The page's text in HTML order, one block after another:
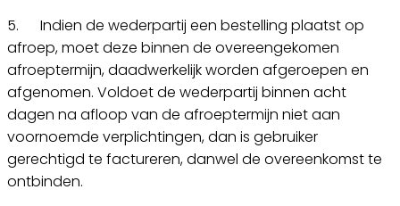
5. Indien de wederpartij een bestelling plaatst op
afroep, moet deze binnen de overeengekomen
afroeptermijn, daadwerkelijk worden afgeroepen en
afgenomen. Voldoet de wederpartij binnen acht
dagen na afloop van de afroeptermijn niet aan
voornoemde verplichtingen, dan is gebruiker
gerechtigd te factureren, danwel de overeenkomst te
ontbinden.